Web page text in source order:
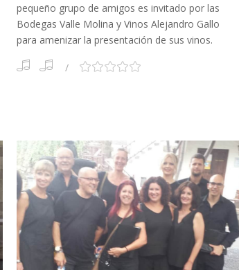
pequeño grupo de amigos es invitado por las
Bodegas Valle Molina y Vinos Alejandro Gallo
para amenizar la presentación de sus vinos.